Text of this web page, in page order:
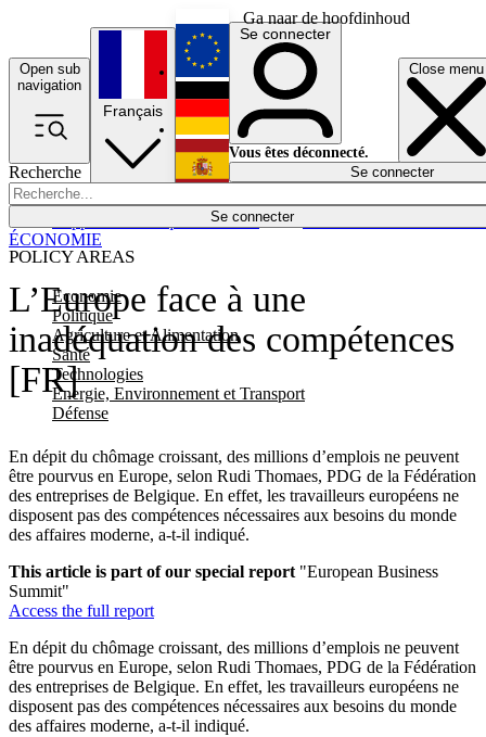
Ga naar de hoofdinhoud
Open sub
navigation
Close menu
Recherche
Se connecter
POLICY AREAS
Economie
Politique
Agriculture et Alimentation
Santé
Technologies
Energie, Environnement et Transport
Défense
Économie
Français
English
Deutsch
Español
Se connecter
Vous êtes déconnecté.
Se connecter
L’Europe face à une
inadéquation des compétences
[FR]
En dépit du chômage croissant, des millions d’emplois ne peuvent
être pourvus en Europe, selon Rudi Thomaes, PDG de la Fédération
des entreprises de Belgique. En effet, les travailleurs européens ne
disposent pas des compétences nécessaires aux besoins du monde
des affaires moderne, a-t-il indiqué.
ÉCONOMIE
This article is part of our special report "European Business
Summit"
Access the full report
En dépit du chômage croissant, des millions d’emplois ne peuvent
être pourvus en Europe, selon Rudi Thomaes, PDG de la Fédération
des entreprises de Belgique. En effet, les travailleurs européens ne
disposent pas des compétences nécessaires aux besoins du monde
des affaires moderne, a-t-il indiqué.